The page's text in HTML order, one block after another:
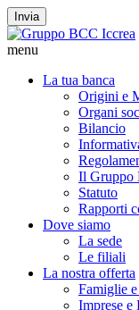
Invia
menu
La tua banca
Origini e
Organi
Bilancio
Il Gruppo
Statuto
Rapporti
Dove siamo
La sede
Le filiali
La nostra offerta
Famiglie
Imprese e